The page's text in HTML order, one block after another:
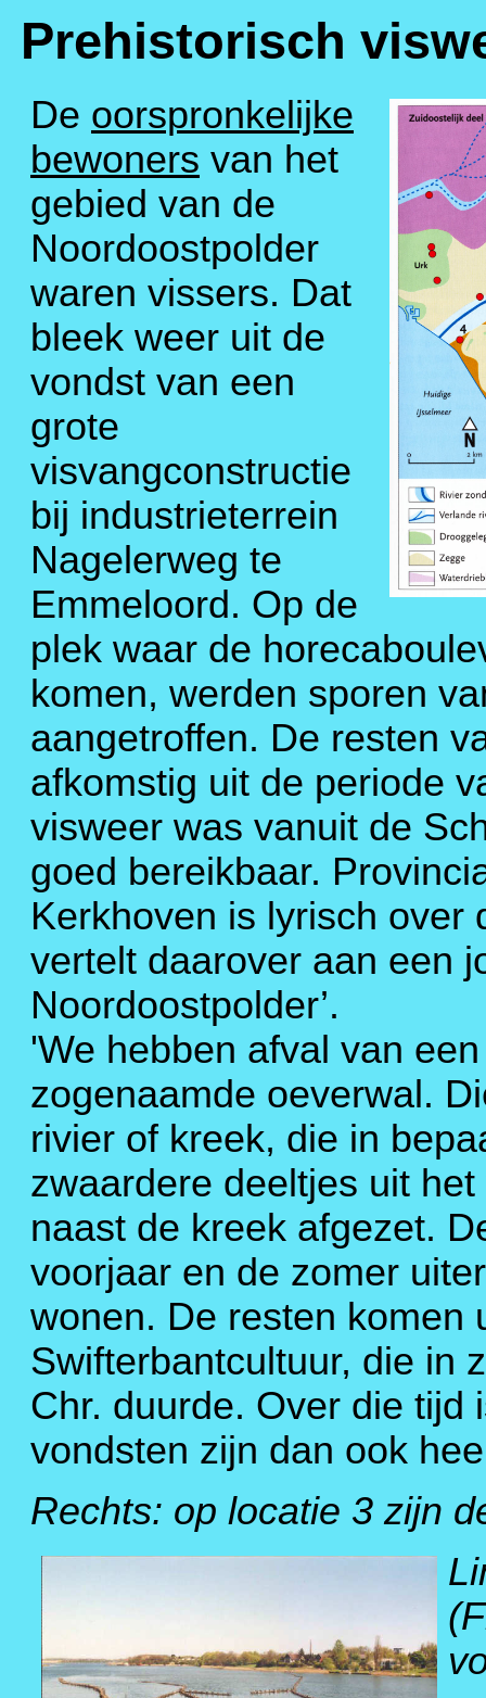
Prehistorisch
De oorspronkelijke
bewoners van het
gebied van de
Noordoostpolder
waren vissers. Dat
bleek weer uit de
vondst van een
grote
visvangconstructie
bij industrieterrein
Nagelerweg te
Emmeloord. Op de
plek waar de
komen, werden sporen
aangetroffen. De resten
afkomstig uit de periode
visweer was vanuit de
goed bereikbaar.
Kerkhoven is lyrisch over
vertelt daarover aan een
Noordoostpolder’.
'We hebben afval van
zogenaamde oeverwal.
rivier of kreek, die in
zwaardere deeltjes uit
naast de kreek afgezet.
voorjaar en de zomer
wonen. De resten komen
Swifterbantcultuur, die in
Chr. duurde. Over die tijd
vondsten zijn dan ook
Rechts: op locatie 3 zijn